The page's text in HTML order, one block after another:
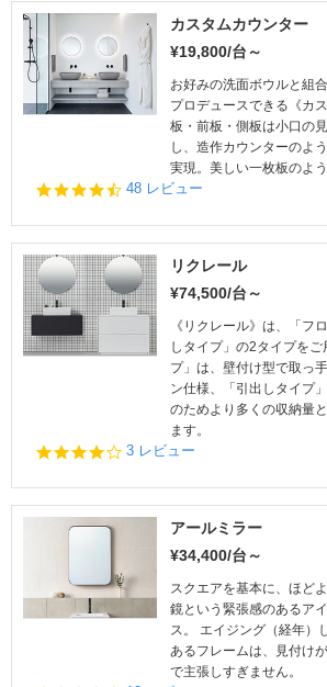
カスタムカウンター
¥19,800/台～
お好みの洗面ボウルと組
プロデュースできる《カ
板・前板・側板は小口の
し、造作カウンターのよ
実現。美しい一枚板のよ
4.
s
t
a
r
r
a
t
i
48 レビュー
リクレール
¥74,500/台～
《リクレール》は、「フ
しタイプ」の2タイプを
プ」は、壁付け型で取っ
ン仕様、「引出しタイプ
のためより多くの収納量
ます。
4.
s
t
a
t
i
3 レビュー
アールミラー
¥34,400/台～
スクエアを基本に、ほど
鏡という緊張感のあるア
ス。 エイジング（経年）
あるフレームは、見付け
で主張しすぎません。